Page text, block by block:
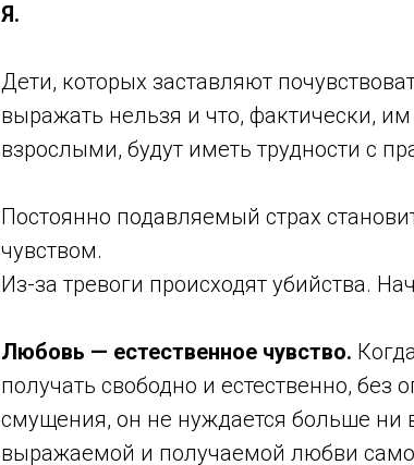
Я.
Дети, которых заставляют
выражать нельзя и что, фактически,
взрослыми, будут иметь трудности с
Постоянно подавляемый страх
чувством.
Из-за тревоги происходят убийства.
Любовь — естественное чувство.
получать свободно и естественно, без
смущения, он не нуждается больше ни
выражаемой и получаемой любви